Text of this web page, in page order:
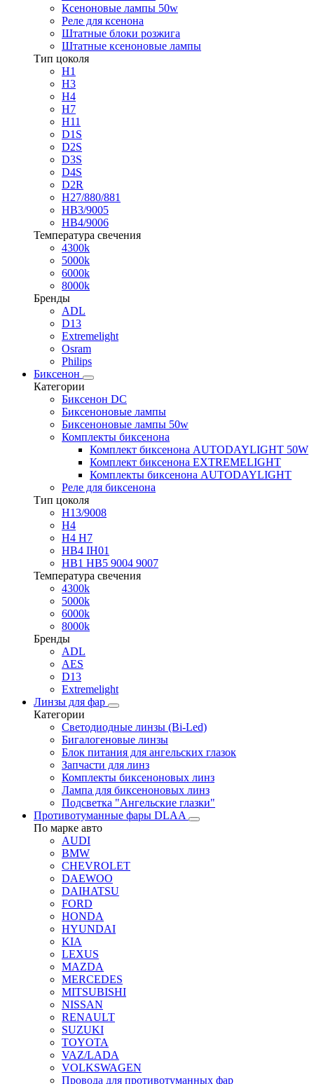
Ксеноновые лампы 50w
Реле для ксенона
Штатные блоки розжига
Штатные ксеноновые лампы
Тип цоколя
H1
H3
H4
H7
H11
D1S
D2S
D3S
D4S
D2R
H27/880/881
HB3/9005
HB4/9006
Температура свечения
4300k
5000k
6000k
8000k
Бренды
ADL
D13
Extremelight
Osram
Philips
Биксенон
Категории
Биксенон DC
Биксеноновые лампы
Биксеноновые лампы 50w
Комплекты биксенона
Комплект биксенона AUTODAYLIGHT 50W
Комплект биксенона EXTREMELIGHT
Комплекты биксенона AUTODAYLIGHT
Реле для биксенона
Тип цоколя
H13/9008
H4
H4 H7
HB4 IH01
HB1 HB5 9004 9007
Температура свечения
4300k
5000k
6000k
8000k
Бренды
ADL
AES
D13
Extremelight
Линзы для фар
Категории
Светодиодные линзы (Bi-Led)
Бигалогеновые линзы
Блок питания для ангельских глазок
Запчасти для линз
Комплекты биксеноновых линз
Лампа для биксеноновых линз
Подсветка "Ангельские глазки"
Противотуманные фары DLAA
По марке авто
AUDI
BMW
CHEVROLET
DAEWOO
DAIHATSU
FORD
HONDA
HYUNDAI
KIA
LEXUS
MAZDA
MERCEDES
MITSUBISHI
NISSAN
RENAULT
SUZUKI
TOYOTA
VAZ/LADA
VOLKSWAGEN
Провода для противотуманных фар